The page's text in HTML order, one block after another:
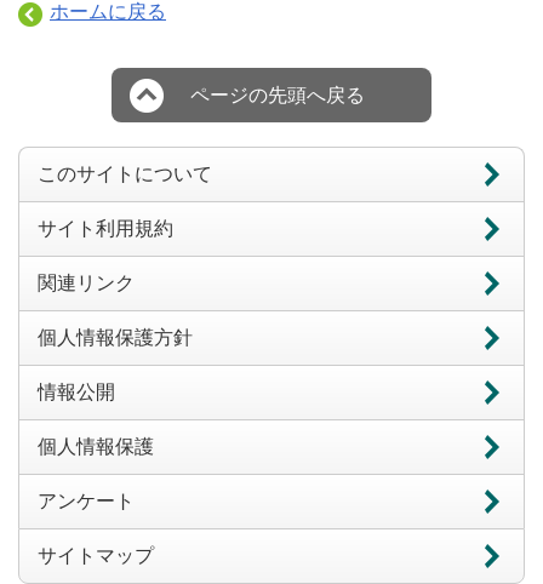
ホームに戻る
ページの先頭へ戻る
このサイトについて
サイト利用規約
関連リンク
個人情報保護方針
情報公開
個人情報保護
アンケート
サイトマップ